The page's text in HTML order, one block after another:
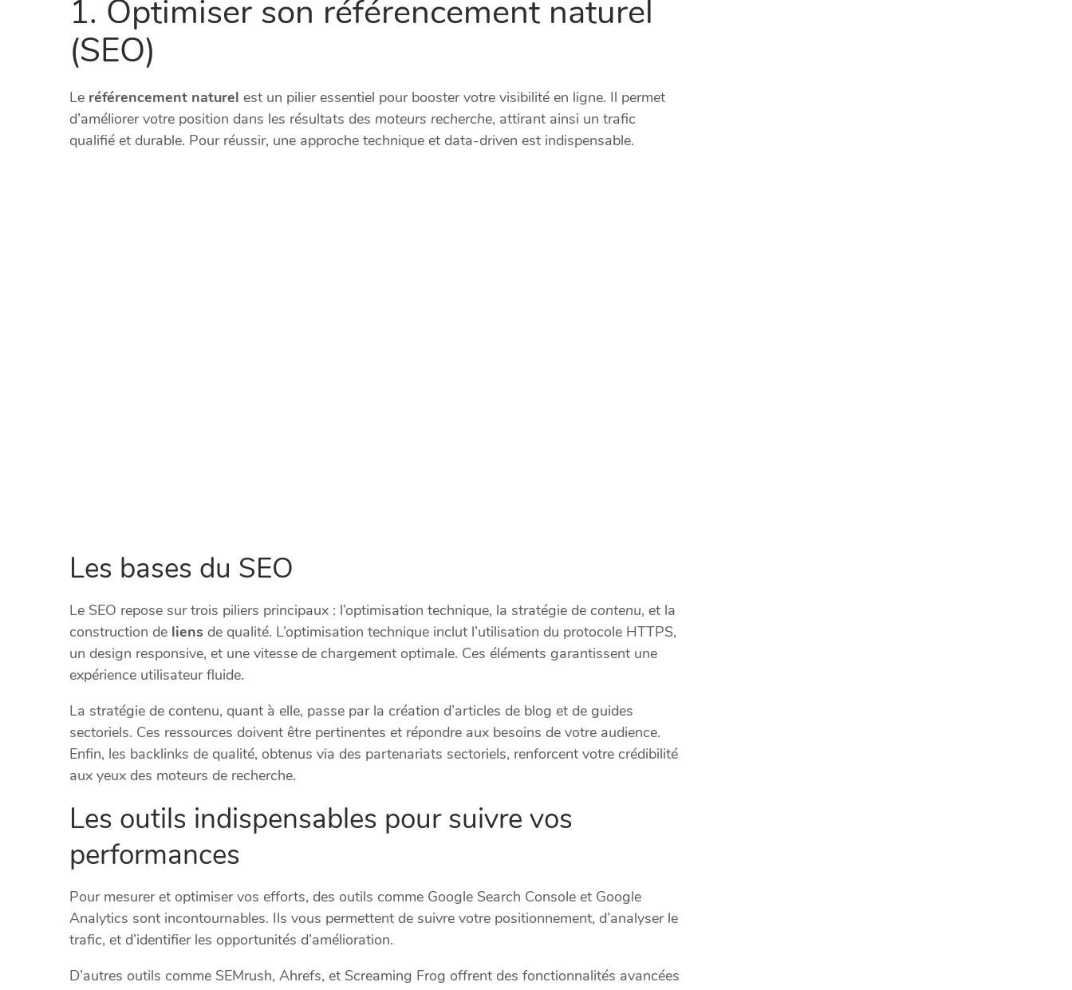
1. Optimiser son référencement naturel
(SEO)
Le référencement naturel est un pilier essentiel pour booster votre visibilité en ligne. Il permet
d’améliorer votre position dans les résultats des moteurs recherche, attirant ainsi un trafic
qualifié et durable. Pour réussir, une approche technique et data-driven est indispensable.
Les bases du SEO
Le SEO repose sur trois piliers principaux : l’optimisation technique, la stratégie de contenu, et la
construction de liens de qualité. L’optimisation technique inclut l’utilisation du protocole HTTPS,
un design responsive, et une vitesse de chargement optimale. Ces éléments garantissent une
expérience utilisateur fluide.
La stratégie de contenu, quant à elle, passe par la création d’articles de blog et de guides
sectoriels. Ces ressources doivent être pertinentes et répondre aux besoins de votre audience.
Enfin, les backlinks de qualité, obtenus via des partenariats sectoriels, renforcent votre crédibilité
aux yeux des moteurs de recherche.
Les outils indispensables pour suivre vos
performances
Pour mesurer et optimiser vos efforts, des outils comme Google Search Console et Google
Analytics sont incontournables. Ils vous permettent de suivre votre positionnement, d’analyser le
trafic, et d’identifier les opportunités d’amélioration.
D’autres outils comme SEMrush, Ahrefs, et Screaming Frog offrent des fonctionnalités avancées